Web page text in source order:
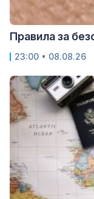
Правила за
23:00 • 08.08.26